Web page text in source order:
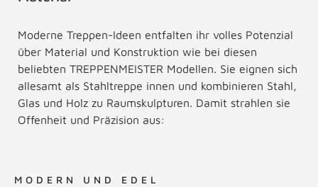
Moderne Treppen-Ideen entfalten ihr volles Potenzial
über Material und Konstruktion wie bei diesen
beliebten TREPPENMEISTER Modellen. Sie eignen sich
allesamt als Stahltreppe innen und kombinieren Stahl,
Glas und Holz zu Raumskulpturen. Damit strahlen sie
Offenheit und Präzision aus:
MODERN UND EDEL